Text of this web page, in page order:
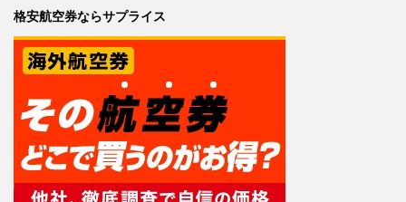
格安航空券ならサプライス